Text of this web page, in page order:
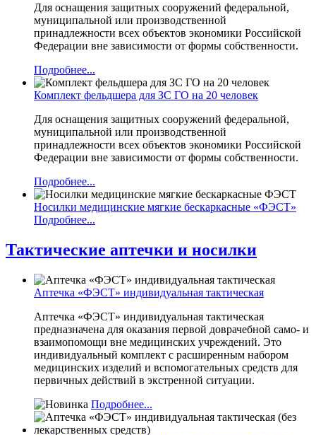
Для оснащения защитных сооружений федеральной,
муниципальной или производственной
принадлежности всех объектов экономики Российской
Федерации вне зависимости от формы собственности.
Подробнее...
Комплект фельдшера для ЗС ГО на 20 человек
Для оснащения защитных сооружений федеральной,
муниципальной или производственной
принадлежности всех объектов экономики Российской
Федерации вне зависимости от формы собственности.
Подробнее...
Носилки медицинские мягкие бескаркасные «ФЭСТ»
Подробнее...
Тактические аптечки и носилки
Аптечка «ФЭСТ» индивидуальная тактическая
Аптечка «ФЭСТ» индивидуальная тактическая
предназначена для оказания первой доврачебной само- и
взаимопомощи вне медицинских учреждений. Это
индивидуальный комплект с расширенным набором
медицинских изделий и вспомогательных средств для
первичных действий в экстренной ситуации.
Подробнее...